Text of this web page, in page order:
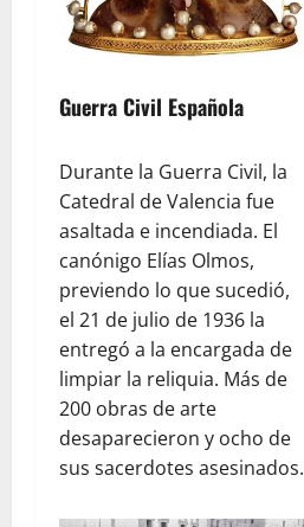
Guerra Civil Española
Durante la Guerra Civil, la
Catedral de Valencia fue
asaltada e incendiada. El
canónigo Elías Olmos,
previendo lo que sucedió,
el 21 de julio de 1936 la
entregó a la encargada de
limpiar la reliquia. Más de
200 obras de arte
desaparecieron y ocho de
sus sacerdotes asesinados.